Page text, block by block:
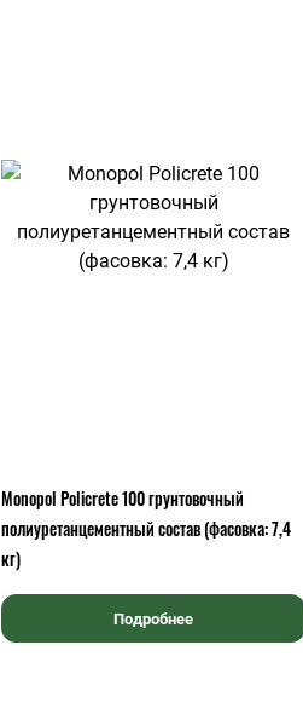
Monopol Policrete 100 грунтовочный
полиуретанцементный состав (фасовка: 7,4
кг)
Подробнее